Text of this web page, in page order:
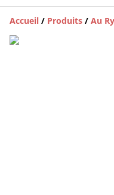
Accueil / Produits / Au